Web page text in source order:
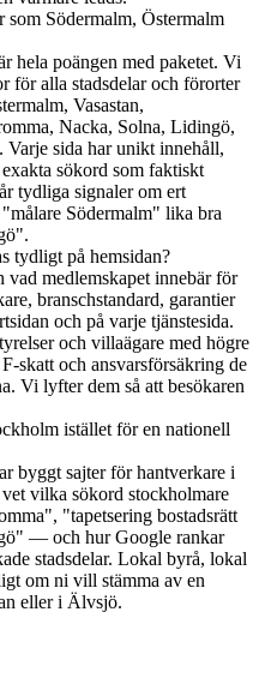
Södermalm, Östermalm
hela poängen med paketet. Vi
för alla stadsdelar och förorter
Vasastan,
Nacka, Solna, Lidingö,
Varje sida har unikt innehåll,
sökord som faktiskt
tydliga signaler om ert
Södermalm" lika bra
tydligt på hemsidan?
medlemskapet innebär för
branschstandard, garantier
och på varje tjänstesida.
och villaägare med högre
skatt och ansvarsförsäkring de
Vi lyfter dem så att besökaren
istället för en nationell
byggt sajter för hantverkare i
vilka sökord stockholmare
"tapetsering bostadsrätt
— och hur Google rankar
stadsdelar. Lokal byrå, lokal
om ni vill stämma av en
eller i Älvsjö.